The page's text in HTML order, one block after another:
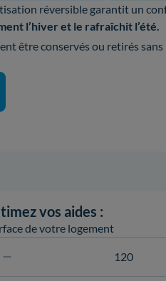
réversible garantit un
l’hiver et le rafraîchit l’été.
être conservés ou retirés
vos aides :
de votre logement